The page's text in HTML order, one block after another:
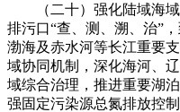
（二十）强化陆域海域
排污口“查、测、溯、治”
渤海及赤水河等长江重要
域协同机制，深化海河、
域综合治理，推进重要湖
强固定污染源总氮排放控